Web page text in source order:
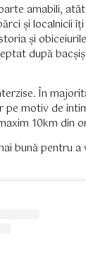
amabili,
și localnicii
și
după
În
pe motiv de
10km din
bună pentru